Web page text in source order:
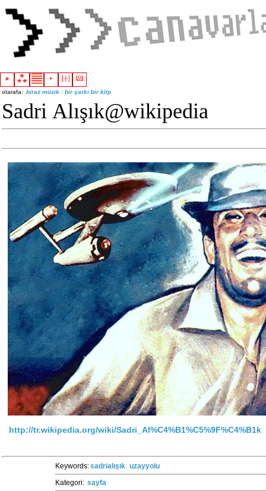
otarafa: biraz müzik : bir şarkı bir klip
Sadri Alışık@wikipedia
http://tr.wikipedia.org/wiki/Sadri_Al%C4%B1%C5%9F%C4%B1k
Keywords:sadrialışık uzayyolu
Kategori: sayfa